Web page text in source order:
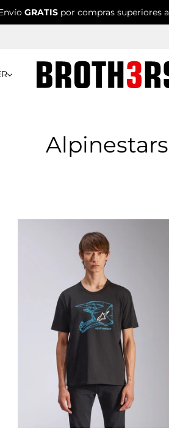
GRATISpor compras superiores a
Alpinestars